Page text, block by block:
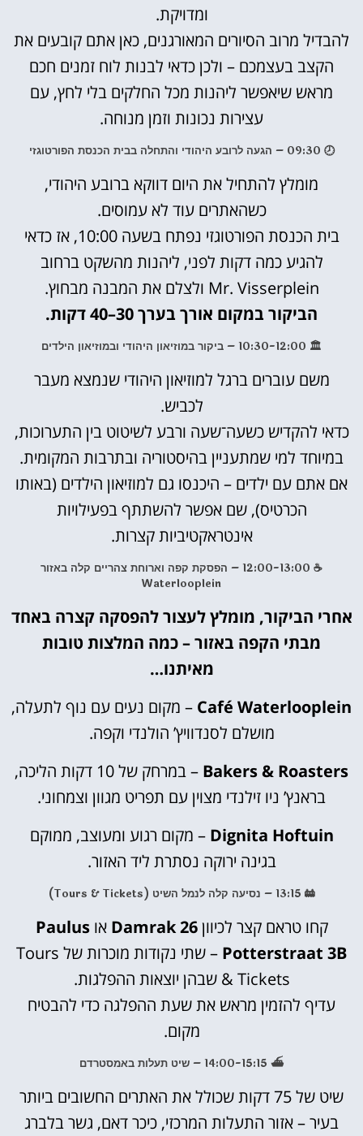
ומדויקת.
להבדיל מרוב הסיורים המאורגנים, כאן אתם קובעים את
הקצב בעצמכם – ולכן כדאי לבנות לוח זמנים חכם
מראש שיאפשר ליהנות מכל החלקים בלי לחץ, עם
עצירות נכונות וזמן מנוחה.
🕗 09:30 – הגעה לרובע היהודי והתחלה בבית הכנסת הפורטוגזי
מומלץ להתחיל את היום דווקא ברובע היהודי,
כשהאתרים עוד לא עמוסים.
בית הכנסת הפורטוגזי נפתח בשעה 10:00, אז כדאי
להגיע כמה דקות לפני, ליהנות מהשקט ברחוב
Mr. Visserplein ולצלם את המבנה מבחוץ.
הביקור במקום אורך בערך 30–40 דקות.
🏛️ 10:30-12:00 – ביקור במוזיאון היהודי ובמוזיאון הילדים
משם עוברים ברגל למוזיאון היהודי שנמצא מעבר
לכביש.
כדאי להקדיש כשעה־שעה ורבע לשיטוט בין התערוכות,
במיוחד למי שמתעניין בהיסטוריה ובתרבות המקומית.
אם אתם עם ילדים – היכנסו גם למוזיאון הילדים (באותו
הכרטיס), שם אפשר להשתתף בפעילויות
אינטראקטיביות קצרות.
☕ 12:00-13:00 – הפסקת קפה וארוחת צהריים קלה באזור
Waterlooplein
אחרי הביקור, מומלץ לעצור להפסקה קצרה באחד
מבתי הקפה באזור – כמה המלצות טובות
מאיתנו…
Café Waterlooplein – מקום נעים עם נוף לתעלה,
מושלם לסנדוויץ’ הולנדי וקפה.
Bakers & Roasters
– במרחק של 10 דקות הליכה,
בראנץ’ ניו זילנדי מצוין עם תפריט מגוון וצמחוני.
Dignita Hoftuin – מקום רגוע ומעוצב, ממוקם
בגינה ירוקה נסתרת ליד האזור.
🚋 13:15 – נסיעה קלה לנמל השיט (Tours & Tickets)
קחו טראם קצר לכיווןDamrak 26 אוPaulus
Potterstraat 3B
– שתי נקודות מוכרות של Tours
& Tickets שבהן יוצאות ההפלגות.
עדיף להזמין מראש את שעת ההפלגה כדי להבטיח
מקום.
⛴️ 14:00-15:15 – שיט תעלות באמסטרדם
שיט של 75 דקות שכולל את האתרים החשובים ביותר
בעיר – אזור התעלות המרכזי, כיכר דאם, גשר בלברג